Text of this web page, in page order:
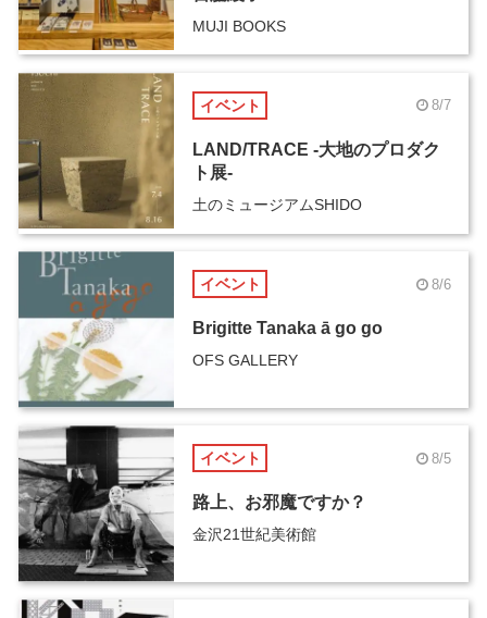
MUJI BOOKS
イベント 8/7
LAND/TRACE -大地のプロダク
ト展-
土のミュージアムSHIDO
イベント 8/6
Brigitte Tanaka ā go go
OFS GALLERY
イベント 8/5
路上、お邪魔ですか？
金沢21世紀美術館